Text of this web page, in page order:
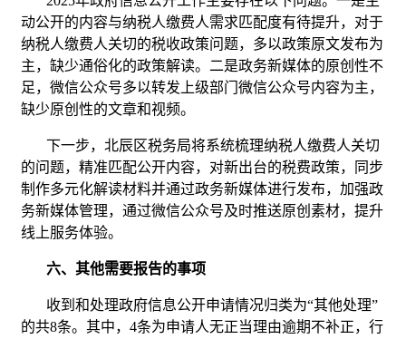
动公开的内容与纳税人缴费人需求匹配度有待提升，对于
纳税人缴费人关切的税收政策问题，多以政策原文发布为
主，缺少通俗化的政策解读。二是政务新媒体的原创性不
足，微信公众号多以转发上级部门微信公众号内容为主，
缺少原创性的文章和视频。
下一步，北辰区税务局将系统梳理纳税人缴费人关切
的问题，精准匹配公开内容，对新出台的税费政策，同步
制作多元化解读材料并通过政务新媒体进行发布，加强政
务新媒体管理，通过微信公众号及时推送原创素材，提升
线上服务体验。
六、其他需要报告的事项
收到和处理政府信息公开申请情况归类为“其他处理”
的共8条。其中，4条为申请人无正当理由逾期不补正，行